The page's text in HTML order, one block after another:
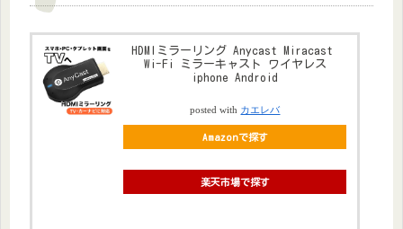
HDMIミラーリング Anycast Miracast
Wi-Fi ミラーキャスト ワイヤレス
iphone Android
posted with カエレバ
Amazonで探す
楽天市場で探す